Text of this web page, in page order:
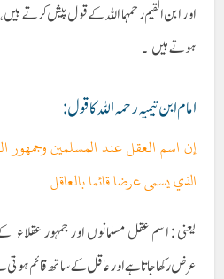
اور ابن القیم رحمہما اللہ کے قول پیش کرتے
ہوتے ہیں ۔
امام ابن تیمیہ رحمہ اللہ کا قول :
إن اسم العقل عند المسلمين وجمهور
الذي يسمى عرضا قائما بالعاقل
یعنی : اسم عقل مسلمانوں اور جمہور
عرض رکھا جاتا ہےاور عاقل کے ساتھ قائم ہوتی